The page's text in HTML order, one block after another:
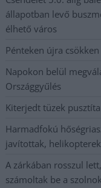
állapotban levő
élhető város
Pénteken újra
Napokon belül
Országgyűlés
Kiterjedt tüzek
Harmadfokú
javítottak,
A zárkában rosszul
számoltak be a